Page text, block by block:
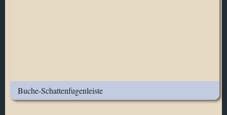
Buche-Schattenfugenleiste